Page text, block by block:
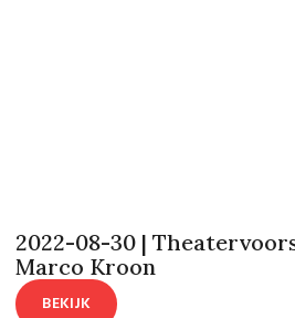
2022-08-30 |
Marco Kroon
BEKIJK